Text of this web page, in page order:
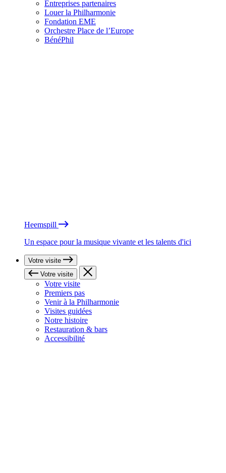
Entreprises partenaires
Louer la Philharmonie
Fondation EME
Orchestre Place de l’Europe
BénéPhil
Heemspill
Un espace pour la musique vivante et les talents d'ici
Votre visite
Votre visite
Votre visite
Premiers pas
Venir à la Philharmonie
Visites guidées
Notre histoire
Restauration & bars
Accessibilité